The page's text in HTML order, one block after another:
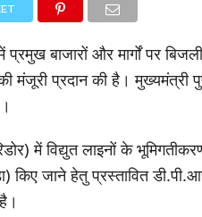
बाजारों और मार्गों पर
प्रदान की है। मुख्यमंत्री
में विद्युत लाइनों के
किए जाने हेतु प्रस्तावित